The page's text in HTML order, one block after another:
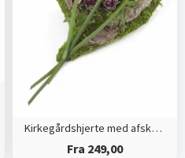
Kirkegårdshjerte med afskårne blomster
Fra 249,00